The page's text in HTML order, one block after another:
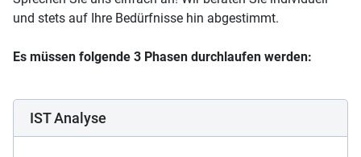
und stets auf Ihre Bedürfnisse hin abgestimmt.
Es müssen folgende 3 Phasen durchlaufen werden:
IST Analyse